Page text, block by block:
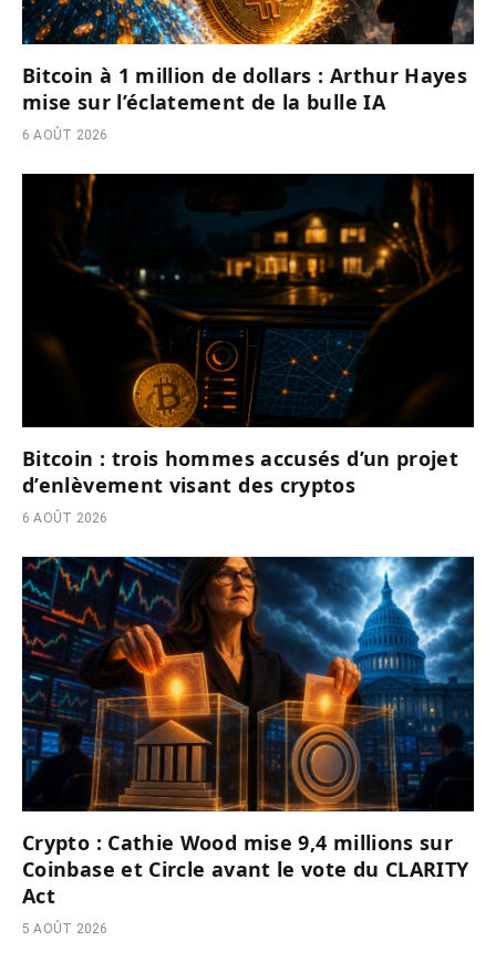
Bitcoin à 1 million de dollars : Arthur Hayes
mise sur l’éclatement de la bulle IA
6 AOÛT 2026
Bitcoin : trois hommes accusés d’un projet
d’enlèvement visant des cryptos
6 AOÛT 2026
Crypto : Cathie Wood mise 9,4 millions sur
Coinbase et Circle avant le vote du CLARITY
Act
5 AOÛT 2026